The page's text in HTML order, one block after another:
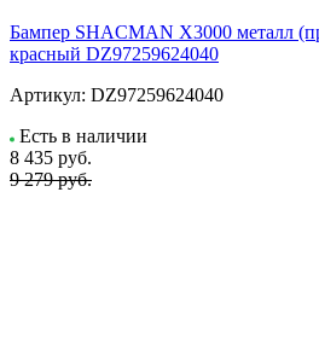
Бампер SHACMAN X3000 металл
красный DZ97259624040
Артикул: DZ97259624040
Есть в наличии
8 435 руб.
9 279 руб.